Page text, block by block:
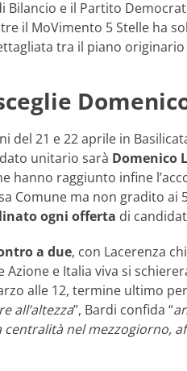
Bilancio e il Partito
il MoVimento 5 Stelle ha
tra il piano
del 21 e 22 aprile in
unitario sarà Domenico
hanno raggiunto infine
Comune ma non gradito
ogni offerta di
a due, con Lacerenza
e Italia viva si
alle 12, termine ultimo
all’altezza”, Bardi confida “
centralità nel mezzogiorno,